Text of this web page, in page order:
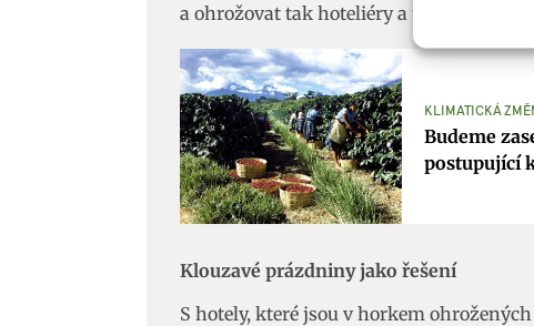
zařízení,
Používání
aktivně
a ohrožovat tak hoteliéry a turistický
KLIMATICKÁ
Budeme
postupující
Klouzavé prázdniny jako řešení
S hotely, které jsou v horkem